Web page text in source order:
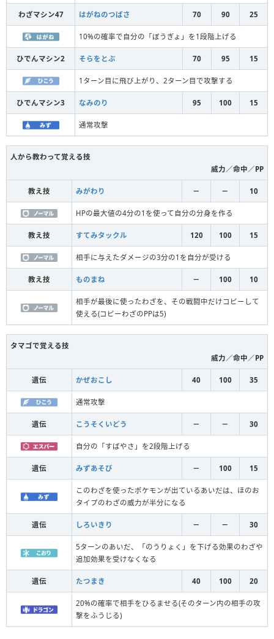
わざマシン47 はがねのつばさ 70 90 25
10%の確率で自分の「ぼうぎょ」を1段階上げる
ひでんマシン2 そらをとぶ 70 95 15
1ターン目に飛び上がり、2ターン目で攻撃する
ひでんマシン3 なみのり 95 100 15
通常攻撃
人から教わって覚える技
威力／命中／PP
教え技 みがわり － － 10
HPの最大値の4分の1を使って自分の分身を作る
教え技 すてみタックル 120 100 15
相手に与えたダメージの3分の1を自分が受ける
教え技 ものまね － 100 10
相手が最後に使ったわざを、その戦闘中だけコピーして
使える(コピーわざのPPは5)
タマゴで覚える技
威力／命中／PP
遺伝 かぜおこし 40 100 35
通常攻撃
遺伝 こうそくいどう － － 30
自分の「すばやさ」を2段階上げる
遺伝 みずあそび － 100 15
このわざを使ったポケモンが出ているあいだは、ほのお
タイプのわざの威力が半分になる
遺伝 しろいきり － － 30
5ターンのあいだ、「のうりょく」を下げる効果のわざや
追加効果を受けなくなる
遺伝 たつまき 40 100 20
20%の確率で相手をひるませる(そのターン内の相手の攻
撃をふうじる)